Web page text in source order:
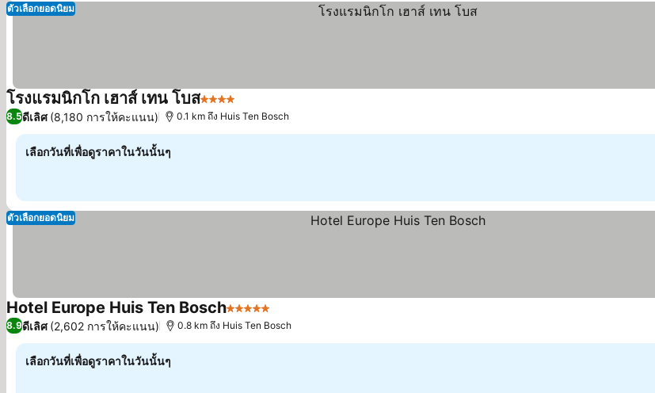
ตัวเลือกยอดนิยม
โรงแรมนิกโก เฮาส์ เทน โบส4 ดาว
8.5ดีเลิศ (8,180 การให้คะแนน) 0.1 km ถึง Huis Ten Bosch
เลือกวันที่เพื่อดูราคาในวันนั้นๆ
ตัวเลือกยอดนิยม
Hotel Europe Huis Ten Bosch5 ดาว
8.9ดีเลิศ (2,602 การให้คะแนน) 0.8 km ถึง Huis Ten Bosch
เลือกวันที่เพื่อดูราคาในวันนั้นๆ